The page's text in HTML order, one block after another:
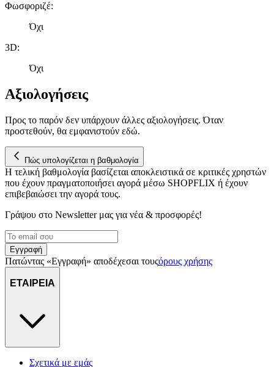
Φωσφοριζέ:
Όχι
3D:
Όχι
Αξιολογήσεις
Προς το παρόν δεν υπάρχουν άλλες αξιολογήσεις. Όταν
προστεθούν, θα εμφανιστούν εδώ.
Πώς υπολογίζεται η βαθμολογία
Η τελική βαθμολογία βασίζεται αποκλειστικά σε κριτικές χρηστών
που έχουν πραγματοποιήσει αγορά μέσω SHOPFLIX ή έχουν
επιβεβαιώσει την αγορά τους.
Γράψου στο Νewsletter μας για νέα & προσφορές!
Εγγραφή
Πατώντας «Εγγραφή» αποδέχεσαι τουςόρους χρήσης
ΕΤΑΙΡΕΙΑ
Σχετικά με εμάς